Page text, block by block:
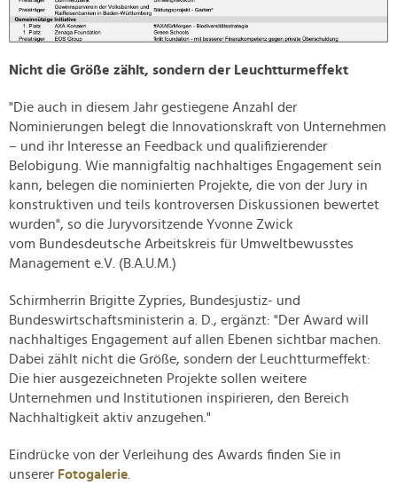
Nicht die Größe zählt, sondern der Leuchtturmeffekt
"Die auch in diesem Jahr gestiegene Anzahl der
Nominierungen belegt die Innovationskraft von Unternehmen
– und ihr Interesse an Feedback und qualifizierender
Belobigung. Wie mannigfaltig nachhaltiges Engagement sein
kann, belegen die nominierten Projekte, die von der Jury in
konstruktiven und teils kontroversen Diskussionen bewertet
wurden", so die Juryvorsitzende Yvonne Zwick
vom Bundesdeutsche Arbeitskreis für Umweltbewusstes
Management e.V. (B.A.U.M.)
Schirmherrin Brigitte Zypries, Bundesjustiz- und
Bundeswirtschaftsministerin a. D., ergänzt: "Der Award will
nachhaltiges Engagement auf allen Ebenen sichtbar machen.
Dabei zählt nicht die Größe, sondern der Leuchtturmeffekt:
Die hier ausgezeichneten Projekte sollen weitere
Unternehmen und Institutionen inspirieren, den Bereich
Nachhaltigkeit aktiv anzugehen."
Eindrücke von der Verleihung des Awards finden Sie in
unserer Fotogalerie